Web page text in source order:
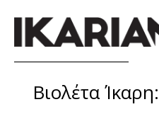
Βιολέτα